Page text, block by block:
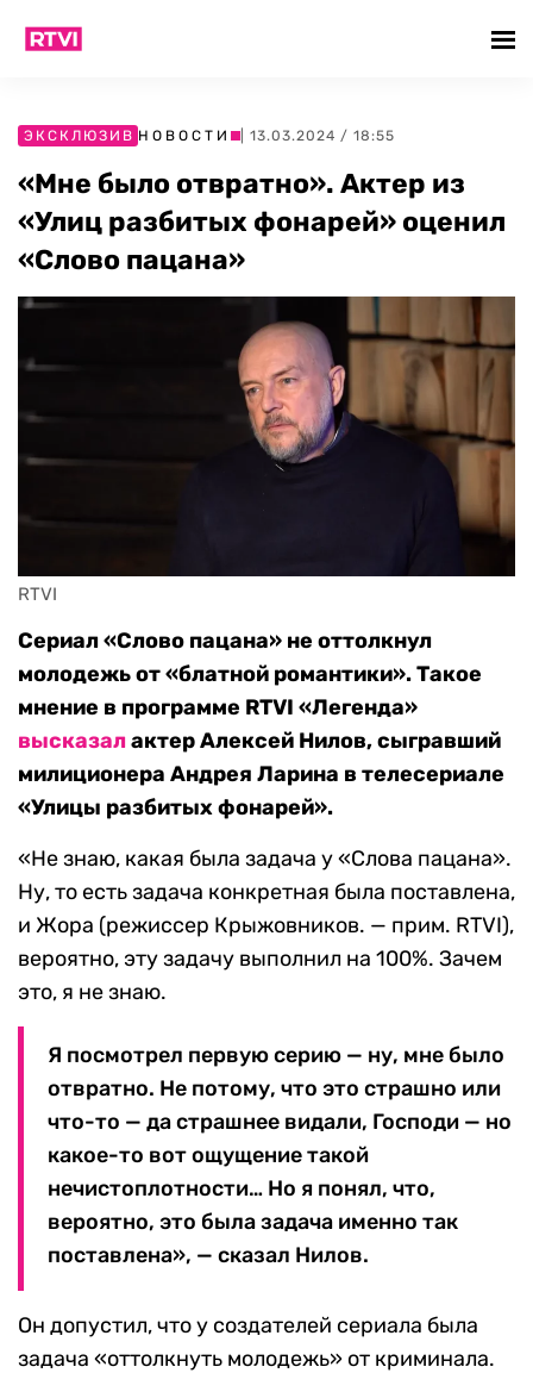
ЭКСКЛЮЗИВ НОВОСТИ | 13.03.2024 / 18:55
«Мне было отвратно». Актер из
«Улиц разбитых фонарей» оценил
«Слово пацана»
RTVI
Сериал «Слово пацана» не оттолкнул
молодежь от «блатной романтики». Такое
мнение в программе RTVI «Легенда»
высказалактер Алексей Нилов, сыгравший
милиционера Андрея Ларина в телесериале
«Улицы разбитых фонарей».
«Не знаю, какая была задача у «Слова пацана».
Ну, то есть задача конкретная была поставлена,
и Жора (режиссер Крыжовников. — прим. RTVI),
вероятно, эту задачу выполнил на 100%. Зачем
это, я не знаю.
Я посмотрел первую серию — ну, мне было
отвратно. Не потому, что это страшно или
что-то — да страшнее видали, Господи — но
какое-то вот ощущение такой
нечистоплотности… Но я понял, что,
вероятно, это была задача именно так
поставлена», — сказал Нилов.
Он допустил, что у создателей сериала была
задача «оттолкнуть молодежь» от криминала.